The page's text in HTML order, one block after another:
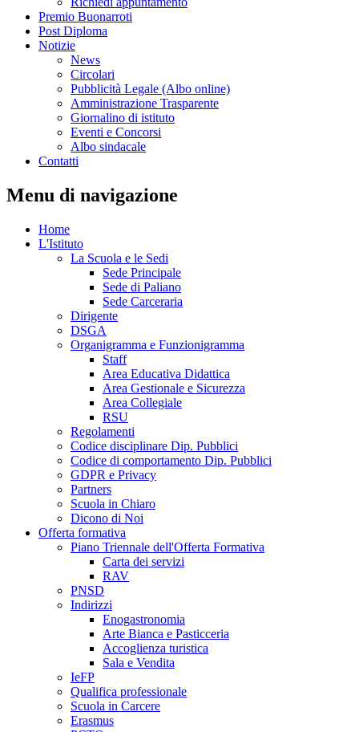
Premio Buonarroti
Post Diploma
Notizie
News
Circolari
Pubblicità Legale (Albo online)
Amministrazione Trasparente
Giornalino di istituto
Eventi e Concorsi
Albo sindacale
Contatti
Menu di navigazione
Home
L'Istituto
La Scuola e le Sedi
Sede Principale
Sede di Paliano
Sede Carceraria
Dirigente
DSGA
Organigramma e Funzionigramma
Staff
Area Educativa Didattica
Area Gestionale e Sicurezza
Area Collegiale
RSU
Regolamenti
Codice disciplinare Dip. Pubblici
Codice di comportamento Dip. Pubblici
GDPR e Privacy
Partners
Scuola in Chiaro
Dicono di Noi
Offerta formativa
Piano Triennale dell'Offerta Formativa
Carta dei servizi
RAV
PNSD
Indirizzi
Enogastronomia
Arte Bianca e Pasticceria
Accoglienza turistica
Sala e Vendita
IeFP
Qualifica professionale
Scuola in Carcere
Erasmus